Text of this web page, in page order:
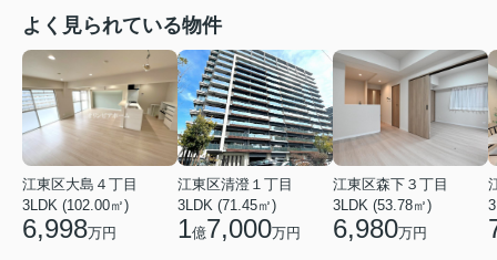
よく見られている物件
江東区大島４丁目
3LDK (102.00㎡)
6,998万円
江東区清澄１丁目
3LDK (71.45㎡)
1億7,000万円
江東区森下３丁目
3LDK (53.78㎡)
6,980万円